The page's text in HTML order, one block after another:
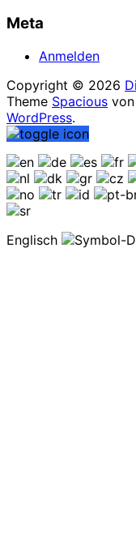
Meta
Anmelden
Copyright © 2026
Theme Spacious
WordPress.
Englisch